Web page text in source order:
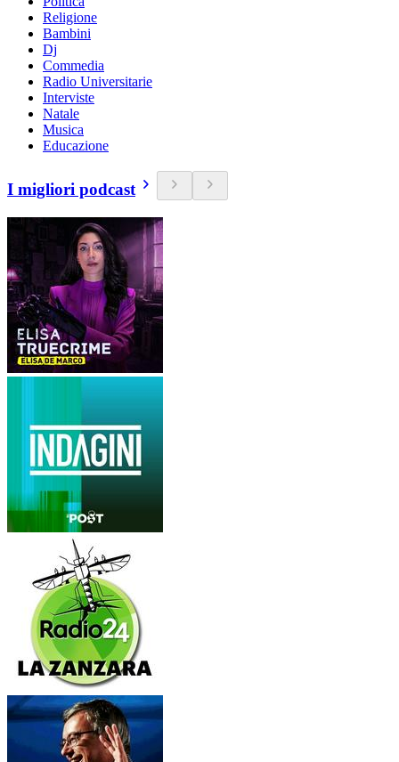
Religione
Bambini
Dj
Commedia
Radio Universitarie
Interviste
Natale
Musica
Educazione
I migliori podcast